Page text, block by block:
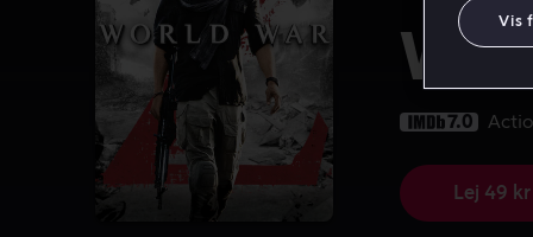
7.0
Lej 49 kr
Vis